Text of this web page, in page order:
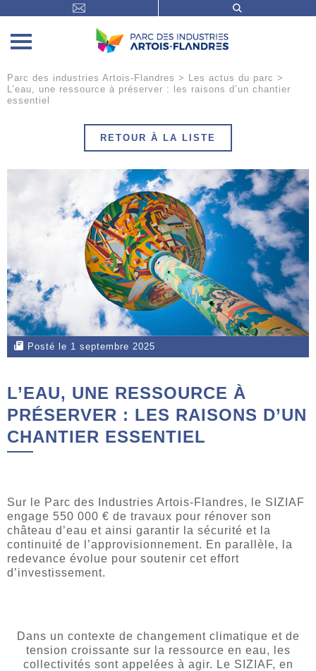
Parc des industries Artois-Flandres > Les actus du parc >
L’eau, une ressource à préserver : les raisons d’un chantier
essentiel
RETOUR À LA LISTE
Posté le 1 septembre 2025
L’EAU, UNE RESSOURCE À
PRÉSERVER : LES RAISONS D’UN
CHANTIER ESSENTIEL
Sur le Parc des Industries Artois-Flandres, le SIZIAF
engage 550 000 € de travaux pour rénover son
château d’eau et ainsi garantir la sécurité et la
continuité de l’approvisionnement. En parallèle, la
redevance évolue pour soutenir cet effort
d’investissement.
Dans un contexte de changement climatique et de
tension croissante sur la ressource en eau, les
collectivités sont appelées à agir. Le SIZIAF, en